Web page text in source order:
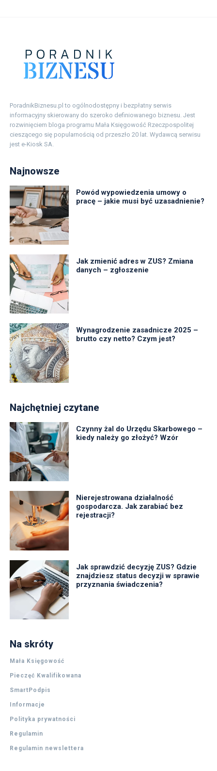
PoradnikBiznesu.pl to ogólnodostępny i bezpłatny serwis
informacyjny skierowany do szeroko definiowanego biznesu. Jest
rozwinięciem bloga programu Mała Księgowość Rzeczpospolitej
cieszącego się popularnością od przeszło 20 lat. Wydawcą serwisu
jest e-Kiosk SA.
Najnowsze
Powód wypowiedzenia umowy o
pracę – jakie musi być uzasadnienie?
Jak zmienić adres w ZUS? Zmiana
danych – zgłoszenie
Wynagrodzenie zasadnicze 2025 –
brutto czy netto? Czym jest?
Najchętniej czytane
Czynny żal do Urzędu Skarbowego –
kiedy należy go złożyć? Wzór
Nierejestrowana działalność
gospodarcza. Jak zarabiać bez
rejestracji?
Jak sprawdzić decyzję ZUS? Gdzie
znajdziesz status decyzji w sprawie
przyznania świadczenia?
Na skróty
Mała Księgowość
Pieczęć Kwalifikowana
SmartPodpis
Informacje
Polityka prywatności
Regulamin
Regulamin newslettera